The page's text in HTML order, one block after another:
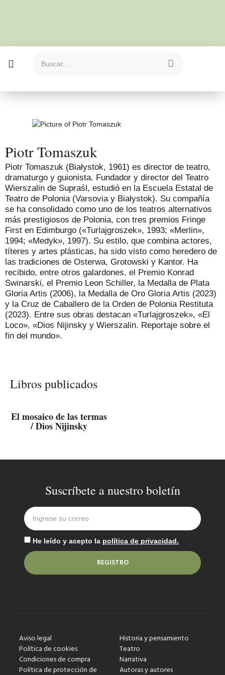
Piotr Tomaszuk
Piotr Tomaszuk (Białystok, 1961) es director de teatro,
dramaturgo y guionista. Fundador y director del Teatro
Wierszalin de Supraśl, estudió en la Escuela Estatal de
Teatro de Polonia (Varsovia y Białystok). Su compañía
se ha consolidado como uno de los teatros alternativos
más prestigiosos de Polonia, con tres premios Fringe
First en Edimburgo («Turlajgroszek», 1993; «Merlin»,
1994; «Medyk», 1997). Su estilo, que combina actores,
títeres y artes plásticas, ha sido visto como heredero de
las tradiciones de Osterwa, Grotowski y Kantor. Ha
recibido, entre otros galardones, el Premio Konrad
Swinarski, el Premio Leon Schiller, la Medalla de Plata
Gloria Artis (2006), la Medalla de Oro Gloria Artis (2023)
y la Cruz de Caballero de la Orden de Polonia Restituta
(2023). Entre sus obras destacan «Turlajgroszek», «El
Loco», «Dios Nijinsky y Wierszalin. Reportaje sobre el
fin del mundo».
Libros publicados
El mosaico de las termas
/ Dios Nijinsky
Suscríbete a nuestro boletín
He leído y acepto la política de privacidad.
REGISTRO
Aviso legal
Política de cookies
Condiciones de compra
Política de protección de
Historia y pensamiento
Teatro
Narrativa
Autoras y autores